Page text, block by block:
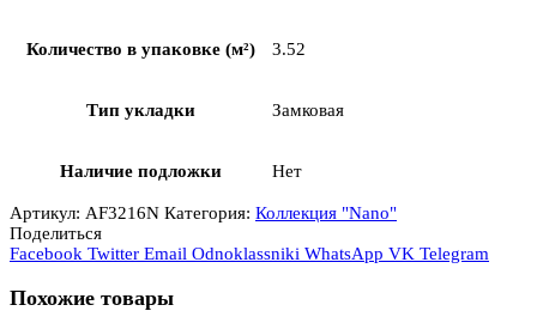
Количество в упаковке (м²) 3.52
Тип укладки Замковая
Наличие подложки Нет
Артикул: AF3216N Категория: Коллекция "Nano"
Поделиться
Facebook Twitter Email Odnoklassniki WhatsApp VK Telegram
Похожие товары